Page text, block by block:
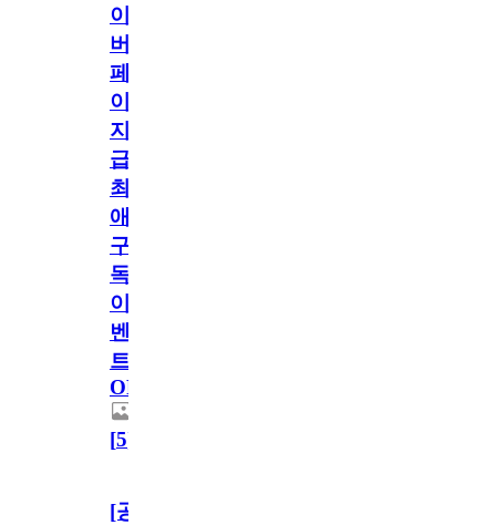
이
버
페
이
지
급!
최
애
구
독
이
벤
트
OPEN!
[5]
[공